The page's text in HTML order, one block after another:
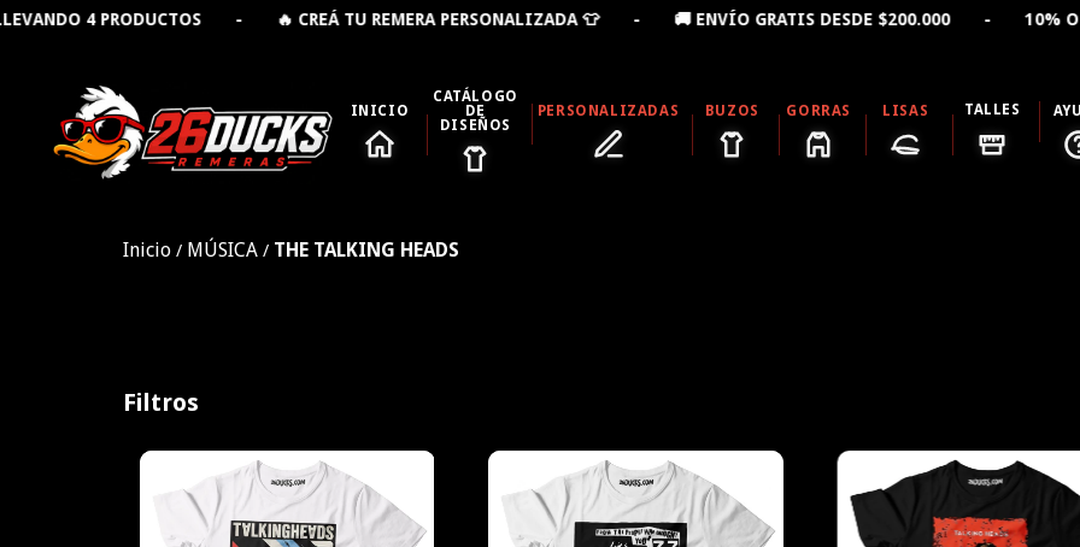
4 PRODUCTOS - 🔥 CREÁ TU REMERA PERSONALIZADA 👕 - 🚚 ENVÍO GRATIS DESDE $200.000 - 10% OFF
INICIO
CATÁLOGO
DE
DISEÑOS
PERSONALIZADAS BUZOS GORRAS LISAS TALLES
Inicio / MÚSICA / THE TALKING HEADS
Filtros